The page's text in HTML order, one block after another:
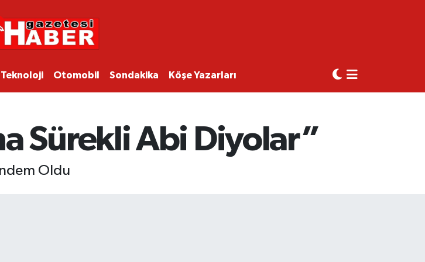
Teknoloji Otomobil Sondakika Köşe Yazarları
Sürekli Abi Diyolar”
Oldu